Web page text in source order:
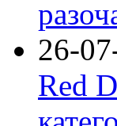
26-
Red